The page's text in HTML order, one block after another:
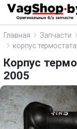
Главная Запчасти
корпус термостата
Корпус
2005